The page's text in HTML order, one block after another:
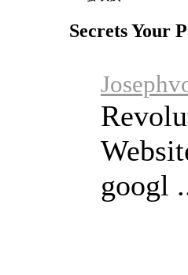
Secrets Your
googl